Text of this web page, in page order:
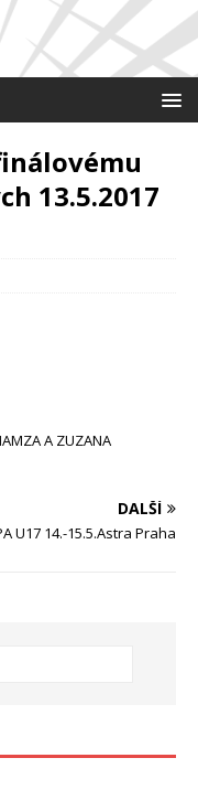
13.5.2017
A ZUZANA
DALŠÍ
U17 14.-15.5.Astra Praha